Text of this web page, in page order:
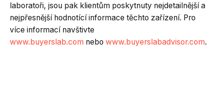
laboratoři, jsou pak klientům poskytnuty nejdetailnější a
nejpřesnější hodnotící informace těchto zařízení. Pro
více informací navštivte
www.buyerslab.com nebo www.buyerslabadvisor.com.